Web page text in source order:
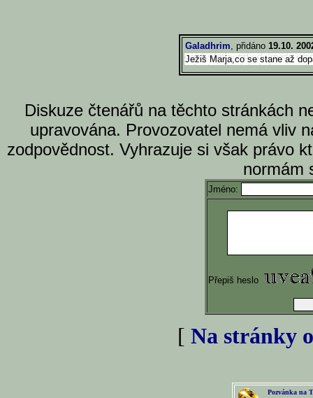
Galadhrim, přidáno 19.10.
Ježiš Marja,co se stane až
Diskuze čtenářů na těchto stránkách
upravována. Provozovatel nemá vliv
zodpovědnost. Vyhrazuje si však právo
normám
Jméno:
Přepiš heslo
[ Na stránky
Pozvánka na